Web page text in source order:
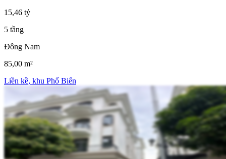
15,46 tỷ
5 tầng
Đông Nam
85,00 m²
Liền kề, khu Phố Biển